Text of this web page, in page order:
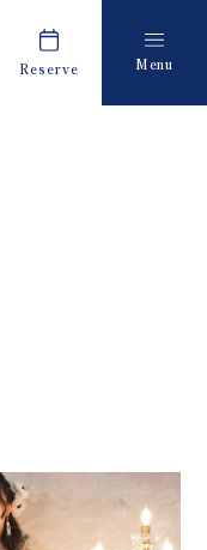
Reserve Menu
Blog